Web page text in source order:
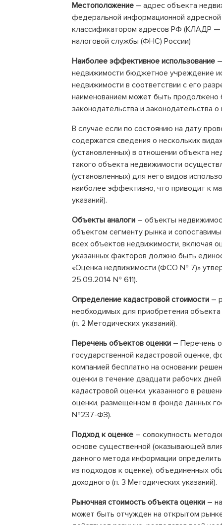
Местоположение – адрес объекта
федеральной информационной
классификатором адресов РФ (КЛАДР —
налоговой службы (ФНС) России)
Наиболее эффективное использование
недвижимости бюджетное учреждение
недвижимости в соответствии с его
наименованием может быть продолжено
законодательства и законодательства
В случае если по состоянию на дату
содержатся сведения о нескольких
(установленных) в отношении объекта
такого объекта недвижимости
(установленных) для него видов
наиболее эффективно, что приводит к
указаний).
Объекты аналоги – объекты
объектом сегменту рынка и
всех объектов недвижимости, включая
указанных факторов должно быть
«Оценка недвижимости (ФСО № 7)»
25.09.2014 № 611).
Определение кадастровой стоимости –
необходимых для приобретения
(п. 2 Методических указаний).
Перечень объектов оценки – Перечень
государственной кадастровой оценке,
компанией бесплатно на основании
оценки в течение двадцати рабочих
кадастровой оценки, указанного в
оценки, размещенном в фонде данных
№237-ФЗ).
Подход к оценке – совокупность
основе существенной (оказывающей
данного метода информации
из подходов к оценке), объединенных
доходного (п. 3 Методических указаний).
Рыночная стоимость объекта оценки –
может быть отчужден на открытом